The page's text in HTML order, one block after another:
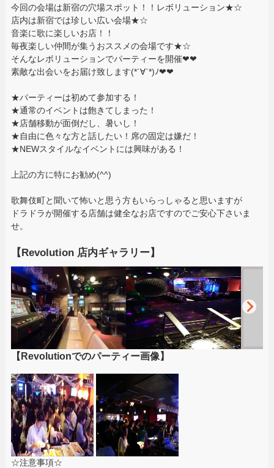
今回の会場は新宿の穴場スポット！！レボリューション★☆
店内は新宿では珍しい広い会場★☆
音楽に歌に楽しいお店！！
毎夜楽しい仲間が集うおススメの会場です★☆
そんなレボリューションでパーティーを開催❤❤
素敵な出会いをお届け致します(*´∀`*)ﾉ❤❤
★パーティーは初めて参加する！
★通常のイベントは飽きてしまった！
★店舗移動が面倒だし、暑いし！
★自由に色々な方と話したい！席の固定は嫌だ！
★NEWスタイルなイベントには興味がある！
上記の方に特にお勧め(^^)
歌舞伎町と聞いて怖いと思う方もいらっしゃると思いますが
ドラドラが開催する店舗は健全なお店ですのでご安心下さいま
せ。
【Revolution 店内ギャラリー】
【Revolutionでのパーティー画像】
☆注意事項☆